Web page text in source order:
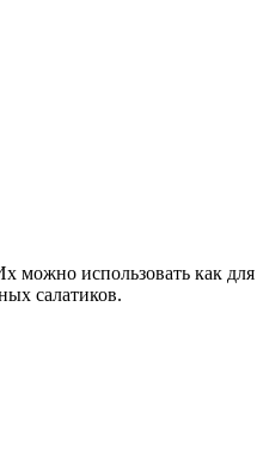
использовать как
салатиков.